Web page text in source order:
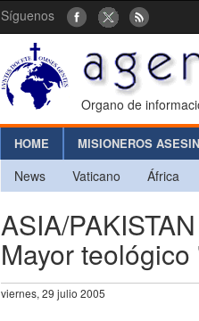
Síguenos
Organo de
HOME MISIONEROS
News Vaticano África
ASIA/
Mayor
viernes, 29 julio 2005